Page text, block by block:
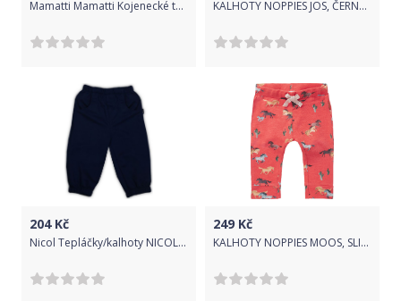
Mamatti Mamatti Kojenecké tepláčky s kapsami, Liška - tyrkysové, vel. 92 KALHOTY NOPPIES JOS, ČERNÉ, BAVLNA Velikost: 56
204Kč
Nicol Tepláčky/kalhoty NICOL PIRÁTI - tmavě modrá 92 (18-24m)
249 Kč
KALHOTY NOPPIES MOOS, SLIM FIT, ČERVENÉ Velikost: 56